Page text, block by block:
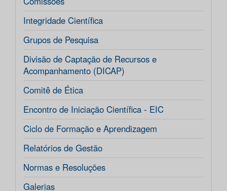
Integridade Científica
Grupos de Pesquisa
Divisão de Captação de Recursos e
Acompanhamento (DICAP)
Comitê de Ética
Encontro de Iniciação Científica - EIC
Ciclo de Formação e Aprendizagem
Relatórios de Gestão
Normas e Resoluções
Galerias